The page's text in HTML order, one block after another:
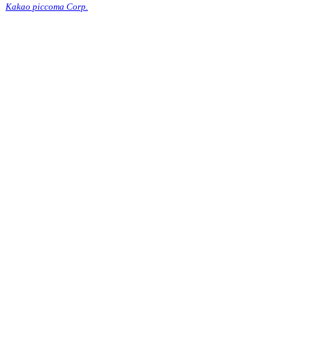
Kakao piccoma Corp.